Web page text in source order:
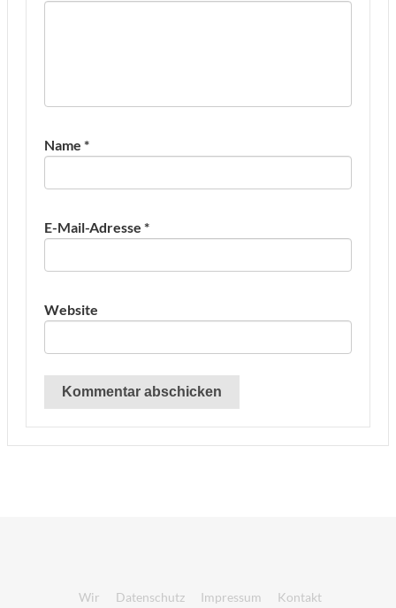
Name *
E-Mail-Adresse *
Website
Wir Datenschutz Impressum Kontakt